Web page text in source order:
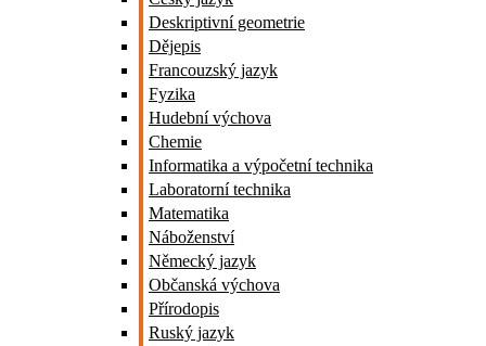
Deskriptivní geometrie
Dějepis
Francouzský jazyk
Fyzika
Hudební výchova
Chemie
Informatika a výpočetní technika
Laboratorní technika
Matematika
Náboženství
Německý jazyk
Občanská výchova
Přírodopis
Ruský jazyk